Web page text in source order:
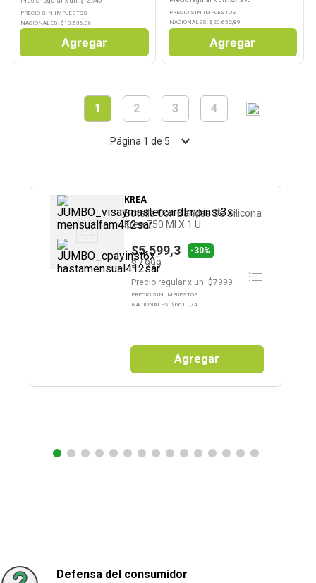
PRECIO SIN IMPUESTOS
NACIONALES: $ 10.536,36
Agregar
PRECIO SIN IMPUESTOS
NACIONALES: $ 20.652,89
Agregar
1 2 3 4
Página 1 de 5
KREA
Botella Con Bandas De Silicona
Krea 750 Ml X 1 U
$5.599,3 -30%
$7.999
Precio regularx un: $7999
PRECIO SIN IMPUESTOS
NACIONALES: $6610,74
Agregar
Defensa del consumidor